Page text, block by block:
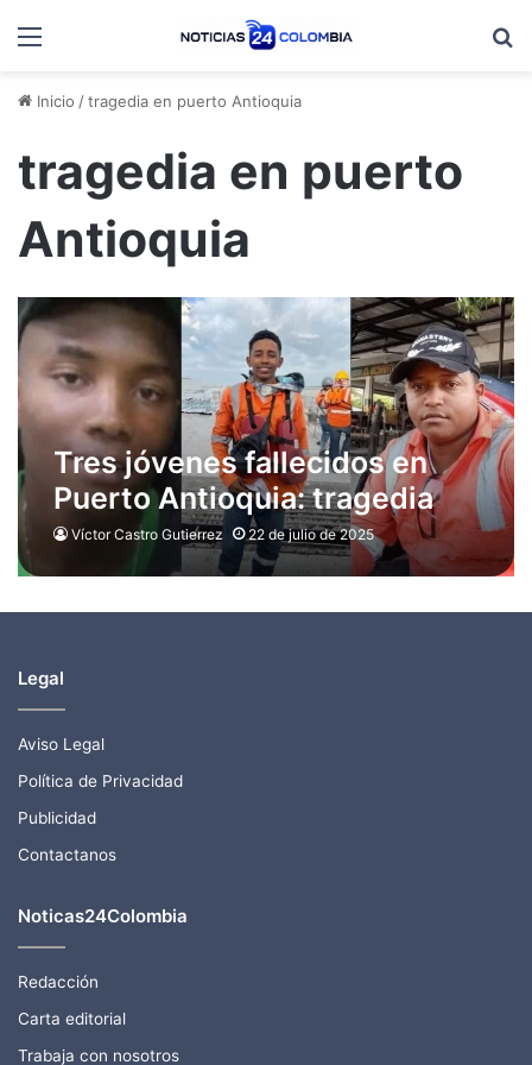
Menú
Inicio /tragedia en puerto Antioquia
tragedia en puerto
Antioquia
Tres jóvenes fallecidos en
Puerto Antioquia: tragedia
laboral destapa alarmantes
fallas de seguridad
Víctor Castro Gutierrez 22 de julio de 2025
Legal
Aviso Legal
Política de Privacidad
Publicidad
Contactanos
Noticas24Colombia
Redacción
Carta editorial
Trabaja con nosotros